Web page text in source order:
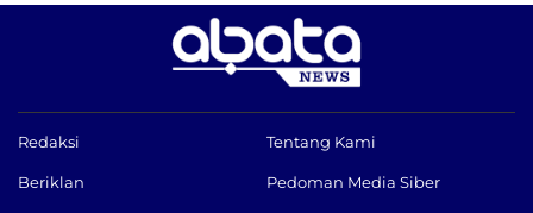
Redaksi Tentang Kami
Beriklan Pedoman Media Siber